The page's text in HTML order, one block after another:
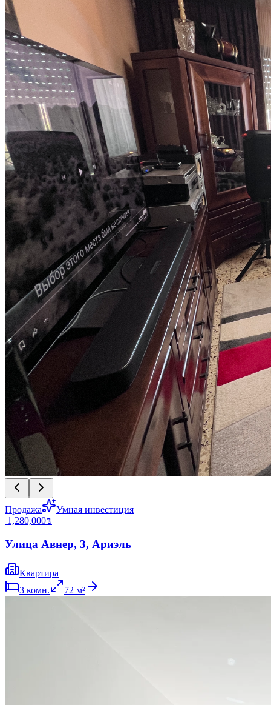
Продажа
Умная инвестиция
‏1,280,000 ‏₪
Улица Авнер, 3, Ариэль
Квартира
3 комн. 72 м²